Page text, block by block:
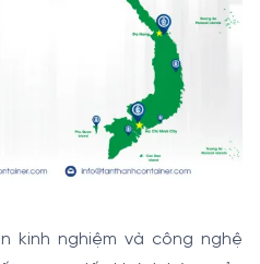
kinh nghiệm và công nghệ